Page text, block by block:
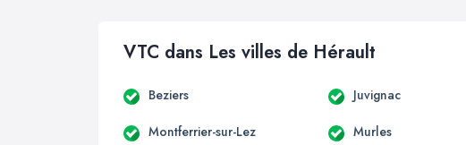
VTC dans Les villes de Hérault
Beziers Juvignac
Montferrier-sur-Lez Murles